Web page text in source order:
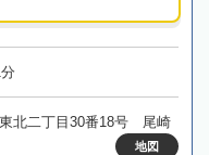
北二丁目30番18号 尾崎
地図